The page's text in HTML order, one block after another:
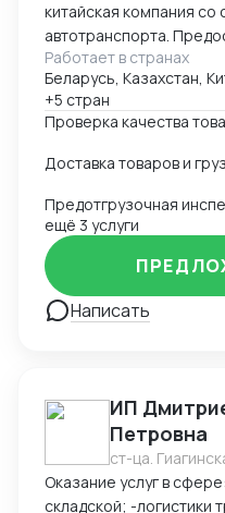
китайская компания со
автотранспорта.
поставки. Свой офис и
Маньчжурии. Занимаюсь оказанием различных услуг
в сфере внешней
Работает в странах
Беларусь, Казахстан,
+5 стран
Проверка качества
Предотгрузочная
ещё 3 услуги
Написать
ИП
Петровна
ст-ца.
Оказание услуг в
складской; -